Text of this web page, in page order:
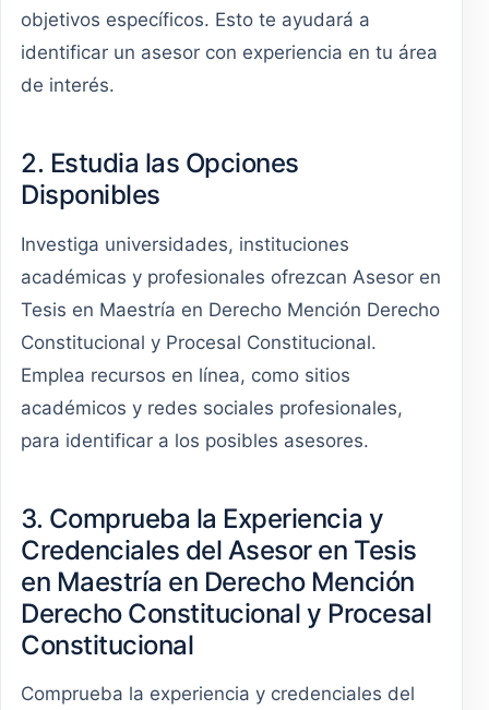
objetivos específicos. Esto te ayudará a
identificar un asesor con experiencia en tu área
de interés.
2. Estudia las Opciones
Disponibles
Investiga universidades, instituciones
académicas y profesionales ofrezcan Asesor en
Tesis en Maestría en Derecho Mención Derecho
Constitucional y Procesal Constitucional.
Emplea recursos en línea, como sitios
académicos y redes sociales profesionales,
para identificar a los posibles asesores.
3. Comprueba la Experiencia y
Credenciales del Asesor en Tesis
en Maestría en Derecho Mención
Derecho Constitucional y Procesal
Constitucional
Comprueba la experiencia y credenciales del